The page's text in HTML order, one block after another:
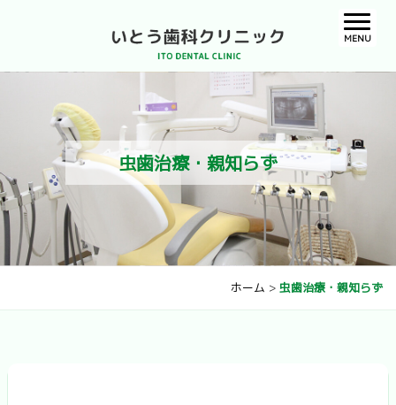
MENU
虫歯治療・親知らず
ホーム > 虫歯治療・親知らず